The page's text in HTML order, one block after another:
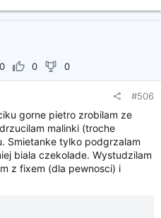
0 0
#506
gorne pietro zrobilam ze
malinki (troche
Smietanke tylko podgrzalam
biala czekolade. Wystudzilam
z fixem (dla pewnosci) i